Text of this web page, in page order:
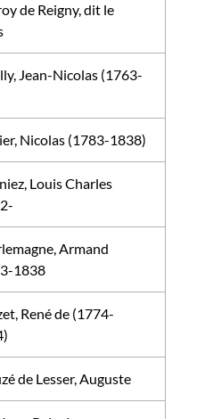
de Reigny, dit le
Jean-Nicolas (1763-
Nicolas (1783-1838)
Louis Charles
Armand
1838
René de (1774-
de Lesser, Auguste